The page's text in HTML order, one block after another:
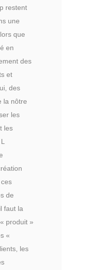
restent
une
que
en
des
et
des
la nôtre
les
les
de
faut la
produit »
«
les